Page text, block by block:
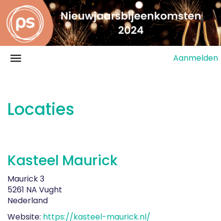
Aanmelden
Locaties
Kasteel Maurick
Maurick 3
5261 NA Vught
Nederland
Website: https://kasteel-maurick.nl/